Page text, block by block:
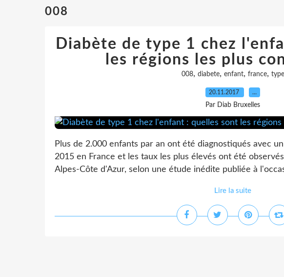
008
Diabète de type 1 chez
les régions les plus
008, diabete, enfant, france, type
20.11.2017 …
Par Diab Bruxelles
Plus de 2.000 enfants par an ont été diagnostiqués avec
2015 en France et les taux les plus élevés ont été
Alpes-Côte d'Azur, selon une étude inédite publiée à
Lire la suite